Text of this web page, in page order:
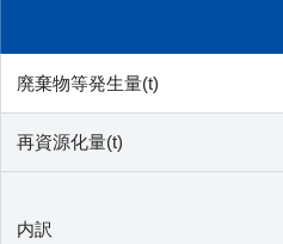
廃棄物等発生量(t)
再資源化量(t)
内訳